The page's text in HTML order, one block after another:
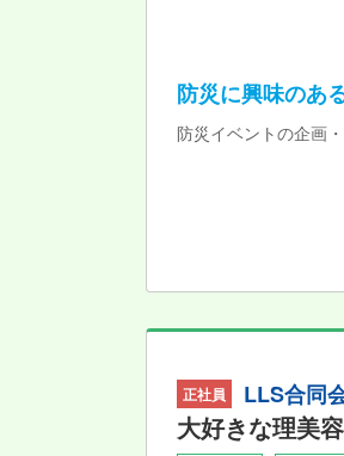
防災に興味のあ
防災イベントの企
正社員 LLS合同
大好きな理美